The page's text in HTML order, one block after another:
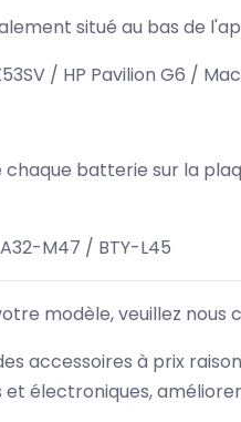
situé au bas de
/ HP Pavilion G6 /
batterie sur la
M47 / BTY-L45
modèle, veuillez
accessoires à prix
électroniques,